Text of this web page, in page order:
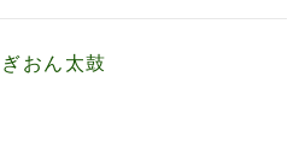
ぎおん太鼓